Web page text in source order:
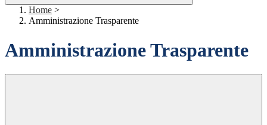
Home >
Amministrazione Trasparente
Amministrazione Trasparente